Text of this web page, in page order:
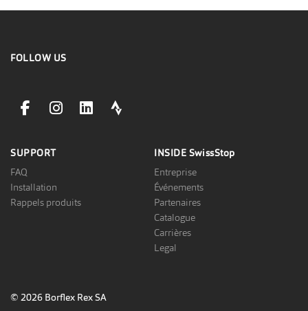
FOLLOW US
facebookLink
instagramLink
linkedinLinkstravaLink
SUPPORT
FAQ
Installation
Rappels produits
INSIDE SwissStop
Entreprise
Événements
Partenaires
Catalogue
Carrières
Legal
© 2026 Borflex Rex SA